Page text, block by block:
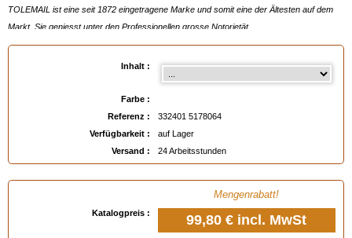
TOLEMAIL ist eine seit 1872 eingetragene Marke und somit eine der Ältesten auf dem
Markt. Sie geniesst unter den Professionellen grosse Notorietät.
Einige Daten:
- 1872 : Einführung von TOLEMAIL Schwarz Öfen (280°C)
- 1911 : Einführung von TOLEMAIL Silber HT (750°C)
- 1949 : Einführung von TOLEMAIL Goldfarbe
- 1996 : Einführung von TOLEMAIL Spezial Eisenbauteile (Marinequalität)
Verfügbar in: 100 ml, 5 Liter, 15 Liter
Inhalt :
Farbe :
Referenz :
332401 5178064
Verfügbarkeit :
auf Lager
Versand :
24 Arbeitsstunden
Mengenrabatt!
Katalogpreis : 99,80 € incl. MwSt